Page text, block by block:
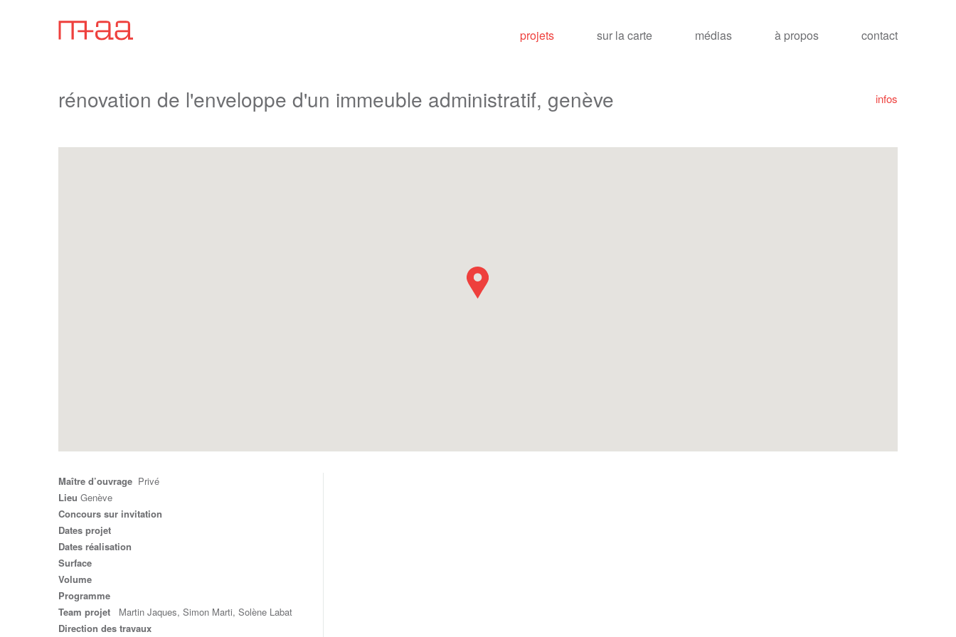
projets sur la carte médias à propos contact
rénovation de l'enveloppe d'un immeuble administratif, genève infos
Maître d’ouvrage Privé
Lieu Genève
Concours sur invitation
Dates projet
Dates réalisation
Surface
Volume
Programme
Team projet Martin Jaques, Simon Marti, Solène Labat
Direction des travaux